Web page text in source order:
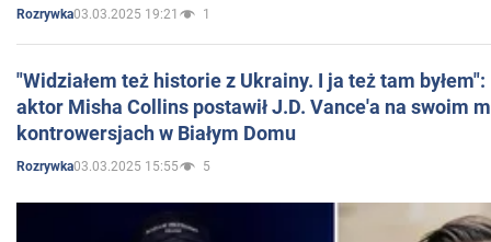
Rozrywka03.03.2025 19:21 1
"Widziałem też historie z Ukrainy. I ja też tam
aktor Misha Collins postawił J.D. Vance'a na swoim
kontrowersjach w Białym Domu
Rozrywka03.03.2025 15:55 5